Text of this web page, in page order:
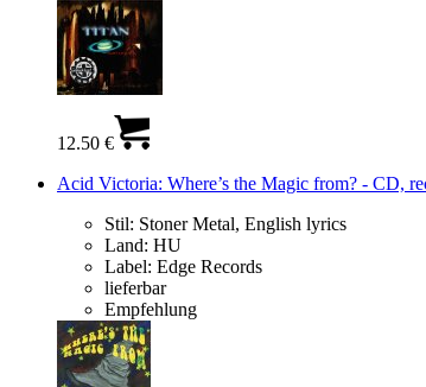
12.50 €
Acid Victoria: Where’s the Magic from? - CD,
Stil: Stoner Metal, English lyrics
Land: HU
Label: Edge Records
lieferbar
Empfehlung